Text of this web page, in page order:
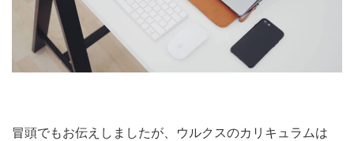
冒頭でもお伝えしましたが、ウルクスのカリキュラムは